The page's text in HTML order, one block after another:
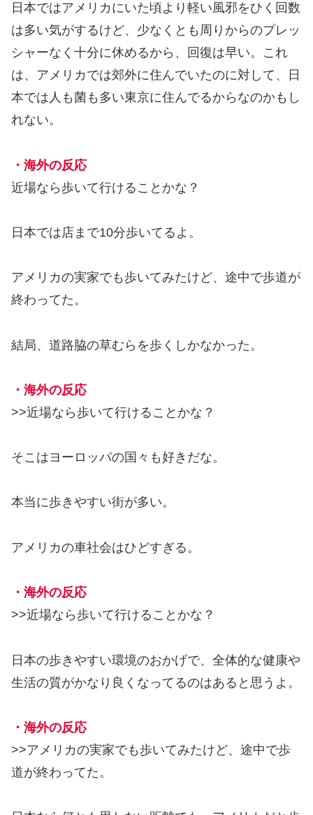
日本ではアメリカにいた頃より軽い風邪をひく回数
は多い気がするけど、少なくとも周りからのプレッ
シャーなく十分に休めるから、回復は早い。これ
は、アメリカでは郊外に住んでいたのに対して、日
本では人も菌も多い東京に住んでるからなのかもし
れない。
・海外の反応
近場なら歩いて行けることかな？
日本では店まで10分歩いてるよ。
アメリカの実家でも歩いてみたけど、途中で歩道が
終わってた。
結局、道路脇の草むらを歩くしかなかった。
・海外の反応
>>近場なら歩いて行けることかな？
そこはヨーロッパの国々も好きだな。
本当に歩きやすい街が多い。
アメリカの車社会はひどすぎる。
・海外の反応
>>近場なら歩いて行けることかな？
日本の歩きやすい環境のおかげで、全体的な健康や
生活の質がかなり良くなってるのはあると思うよ。
・海外の反応
>>アメリカの実家でも歩いてみたけど、途中で歩
道が終わってた。